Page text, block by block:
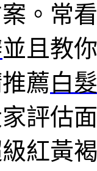
。常
並且教
薦白
評估
紅黃